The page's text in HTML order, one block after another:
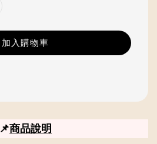
加入購物車
📌商品說明